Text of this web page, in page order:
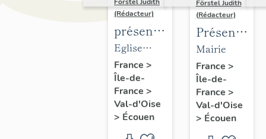
(Rédacteur)
présentation
du
mobilier
de
l'église
d'Ecouen
Eglise
Saint-
Acceul
France >
Île-de-
France >
Val-d'Oise
> Écouen
Förstel Judith
(Rédacteur)
du
mobilier
de la
mairie
d'Ecouen
Mairie
France >
Île-de-
France >
Val-d'Oise
> Écouen